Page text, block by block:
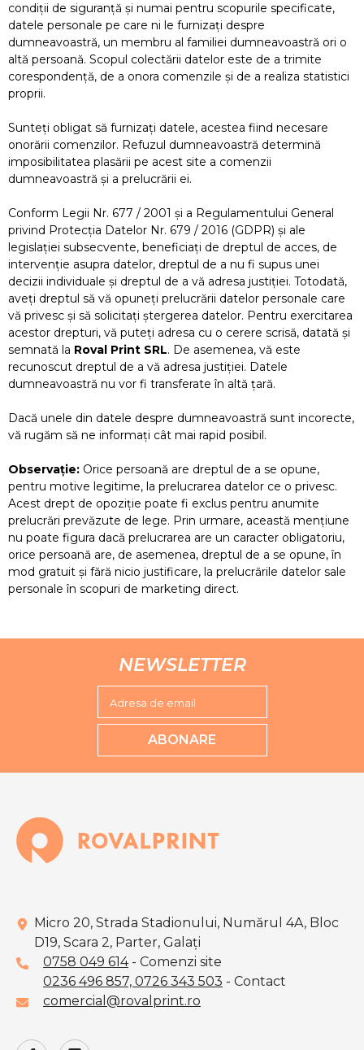
condiţii de siguranţă şi numai pentru scopurile specificate,
datele personale pe care ni le furnizaţi despre
dumneavoastră, un membru al familiei dumneavoastră ori o
altă persoană. Scopul colectării datelor este de a trimite
corespondenţă, de a onora comenzile şi de a realiza statistici
proprii.
Sunteţi obligat să furnizaţi datele, acestea fiind necesare
onorării comenzilor. Refuzul dumneavoastră determină
imposibilitatea plasării pe acest site a comenzii
dumneavoastră şi a prelucrării ei.
Conform Legii Nr. 677 / 2001 şi a Regulamentului General
privind Protecţia Datelor Nr. 679 / 2016 (GDPR) şi ale
legislaţiei subsecvente, beneficiaţi de dreptul de acces, de
intervenţie asupra datelor, dreptul de a nu fi supus unei
decizii individuale şi dreptul de a vă adresa justiţiei. Totodată,
aveţi dreptul să vă opuneţi prelucrării datelor personale care
vă privesc şi să solicitaţi ştergerea datelor. Pentru exercitarea
acestor drepturi, vă puteţi adresa cu o cerere scrisă, datată şi
semnată la Roval Print SRL. De asemenea, vă este
recunoscut dreptul de a vă adresa justiţiei. Datele
dumneavoastră nu vor fi transferate în altă ţară.
Dacă unele din datele despre dumneavoastră sunt incorecte,
vă rugăm să ne informaţi cât mai rapid posibil.
Observaţie: Orice persoană are dreptul de a se opune,
pentru motive legitime, la prelucrarea datelor ce o privesc.
Acest drept de opoziţie poate fi exclus pentru anumite
prelucrări prevăzute de lege. Prin urmare, această menţiune
nu poate figura dacă prelucrarea are un caracter obligatoriu,
orice persoană are, de asemenea, dreptul de a se opune, în
mod gratuit şi fără nicio justificare, la prelucrările datelor sale
personale în scopuri de marketing direct.
NEWSLETTER
Adresa de email
ABONARE
Micro 20, Strada Stadionului, Numărul 4A, Bloc
D19, Scara 2, Parter, Galaţi
0758 049 614- Comenzi site
0236 496 857, 0726 343 503 - Contact
comercial@rovalprint.ro